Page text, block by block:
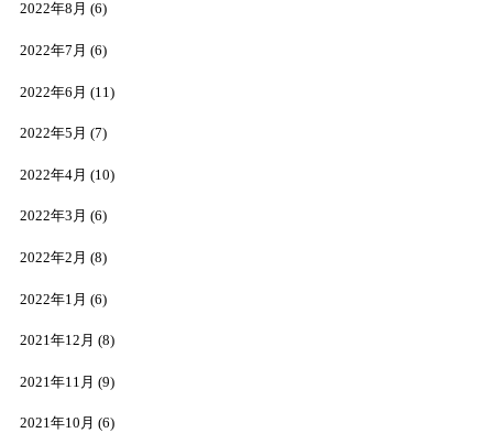
2022年8月 (6)
2022年7月 (6)
2022年6月 (11)
2022年5月 (7)
2022年4月 (10)
2022年3月 (6)
2022年2月 (8)
2022年1月 (6)
2021年12月 (8)
2021年11月 (9)
2021年10月 (6)